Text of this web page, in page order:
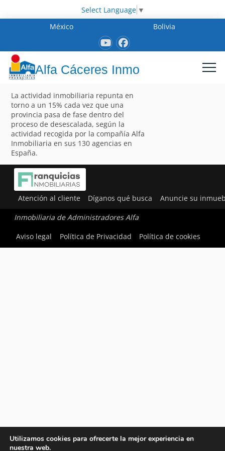
Select Language ▼
México
Bolivia
Alfa Cáceres Inmo
La actividad inmobiliaria repunta en
torno a un 15% cada vez que una
provincia pasa de fase dentro del
proceso de desescalada, según la
actividad recogida por la compañía Alfa
Inmobiliaria en sus 130 agencias en
España.
Atención al cliente Díganos qué busca Anuncie su
Inmobiliaria de Administradores Alfa
Aviso legal
Política de Privacidad Política de cookies
Utilizamos cookies para ofrecerte la mejor experiencia en
nuestra web.